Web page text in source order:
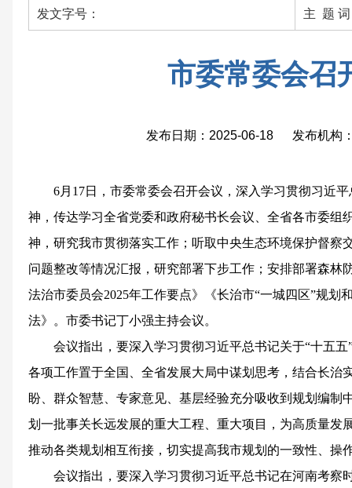
发文字号： 主 题 词
市委常委会召
发布日期：2025-06-18 发布机构
6月17日，市委常委会召开会议，深入学习贯彻习近
神，传达学习全省党委和政府秘书长会议、全省各市委组
神，研究我市贯彻落实工作；听取中央生态环境保护督察
问题整改等情况汇报，研究部署下步工作；安排部署森林
法治市委员会2025年工作要点》《长治市“一城四区”规划
法》。市委书记丁小强主持会议。
会议指出，要深入学习贯彻习近平总书记关于“十五
各项工作置于全国、全省发展大局中谋划思考，结合长治
盼、群众智慧、专家意见、基层经验充分吸收到规划编制
划一批事关长远发展的重大工程、重大项目，为高质量发
推动各类规划相互衔接，切实提高我市规划的一致性、操
会议指出，要深入学习贯彻习近平总书记在河南考察